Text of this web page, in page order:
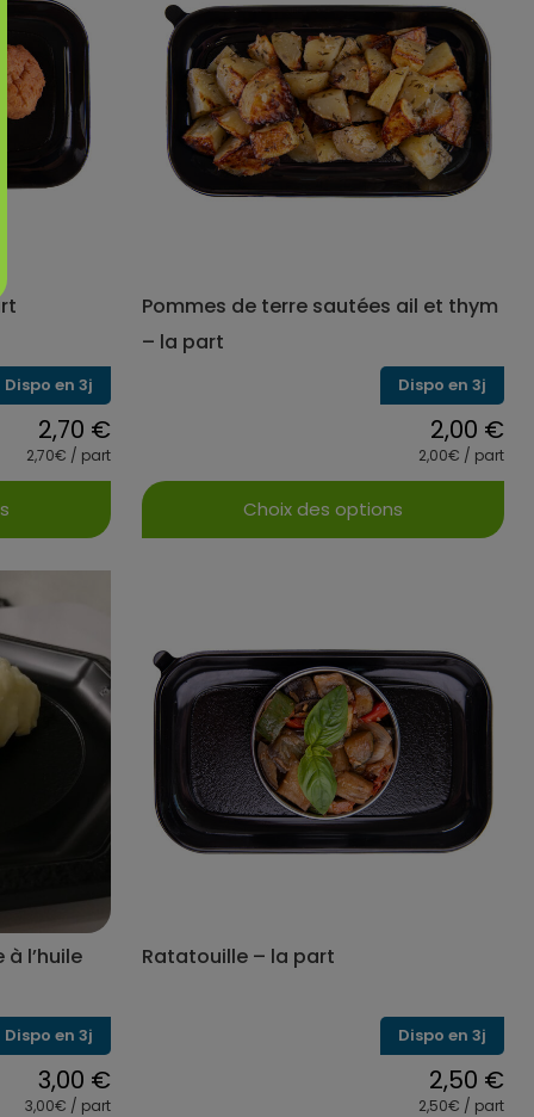
variations.
Les
options
peuvent
être
choisies
sur
la
Dispo en 3j
2,70 €
2,70€ / part
Pommes de terre sautées ail et thym
– la part
Dispo en 3j
2,00 €
2,00€ / part
Choix des options
variations.
Les
options
peuvent
être
choisies
sur
la
l’huile
Dispo en 3j
3,00 €
3,00€ / part
Ratatouille – la part
Dispo en 3j
2,50 €
2,50€ / part